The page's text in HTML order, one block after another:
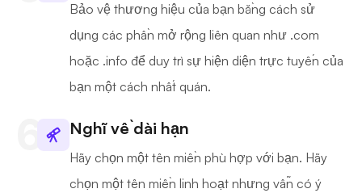
Bảo vệ thương hiệu của bạn bằng cách sử
dụng các phần mở rộng liên quan như .com
hoặc .info để duy trì sự hiện diện trực tuyến của
bạn một cách nhất quán.
Nghĩ về dài hạn
Hãy chọn một tên miền phù hợp với bạn. Hãy
chọn một tên miền linh hoạt nhưng vẫn có ý